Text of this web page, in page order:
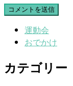
運動会
おでかけ
カテゴリー